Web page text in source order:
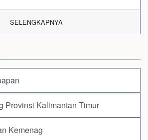
SELENGKAPNYA
Provinsi Kalimantan Timur
Kemenag